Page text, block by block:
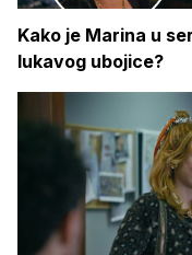
Kako je Marina u
lukavog ubojice?